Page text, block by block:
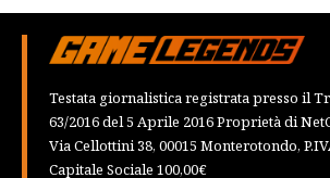
Testata giornalistica registrata presso il
63/2016 del 5 Aprile 2016 Proprietà di
Via Cellottini 38, 00015 Monterotondo,
Capitale Sociale 100,00€